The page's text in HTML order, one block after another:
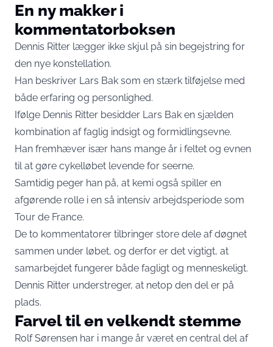
En ny makker i
kommentatorboksen
Dennis Ritter lægger ikke skjul på sin begejstring for
den nye konstellation.
Han beskriver Lars Bak som en stærk tilføjelse med
både erfaring og personlighed.
Ifølge Dennis Ritter besidder Lars Bak en sjælden
kombination af faglig indsigt og formidlingsevne.
Han fremhæver især hans mange år i feltet og evnen
til at gøre cykelløbet levende for seerne.
Samtidig peger han på, at kemi også spiller en
afgørende rolle i en så intensiv arbejdsperiode som
Tour de France.
De to kommentatorer tilbringer store dele af døgnet
sammen under løbet, og derfor er det vigtigt, at
samarbejdet fungerer både fagligt og menneskeligt.
Dennis Ritter understreger, at netop den del er på
plads.
Farvel til en velkendt stemme
Rolf Sørensen har i mange år været en central del af